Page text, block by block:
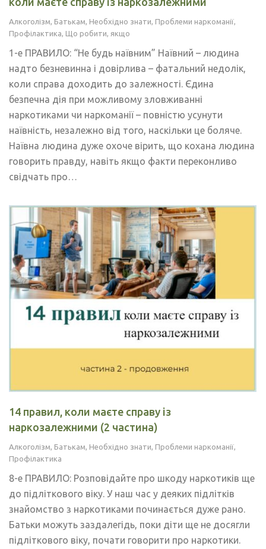
Алкоголізм, Батькам, Необхідно знати, Проблеми наркоманії,
Профілактика, Що робити, якщо
1-е ПРАВИЛО: “Не будь наївним” Наївний – людина
надто безневинна і довірлива – фатальний недолік,
коли справа доходить до залежності. Єдина
безпечна дія при можливому зловживанні
наркотиками чи наркоманії – повністю усунути
наївність, незалежно від того, наскільки це боляче.
Наївна людина дуже охоче вірить, що кохана людина
говорить правду, навіть якщо факти переконливо
свідчать про…
14 правил, коли маєте справу із
наркозалежними (2 частина)
Алкоголізм, Батькам, Необхідно знати, Проблеми наркоманії,
Профілактика
8-е ПРАВИЛО: Розповідайте про шкоду наркотиків ще
до підліткового віку. У наш час у деяких підлітків
знайомство з наркотиками починається дуже рано.
Батьки можуть заздалегідь, поки діти ще не досягли
підліткового віку, почати говорити про наркотики.